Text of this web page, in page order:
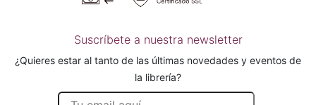
Suscríbete a nuestra newsletter
¿Quieres estar al tanto de las últimas novedades y eventos de
la librería?